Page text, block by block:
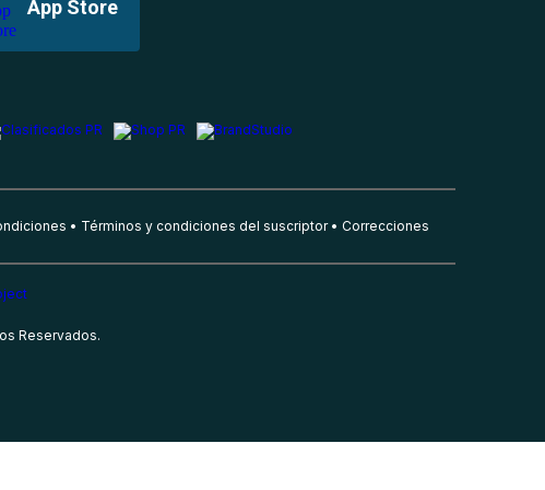
App Store
Términos y condiciones del suscriptor Correcciones
Reservados.